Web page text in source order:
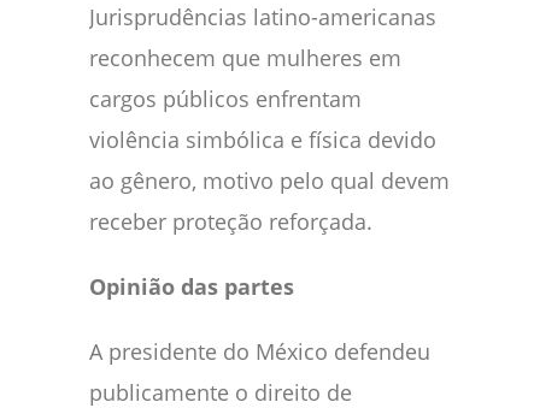
Jurisprudências latino-americanas
reconhecem que mulheres em
cargos públicos enfrentam
violência simbólica e física devido
ao gênero, motivo pelo qual devem
receber proteção reforçada.
Opinião das partes
A presidente do México defendeu
publicamente o direito de